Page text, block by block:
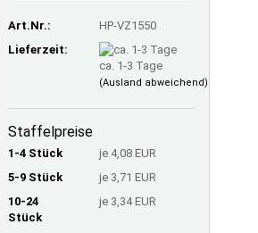
Art.Nr.:
HP-VZ1550
Lieferzeit:
ca. 1-3 Tage
(Ausland abweichend)
Staffelpreise
1-4 Stück
je 4,08 EUR
5-9 Stück
je 3,71 EUR
10-24
Stück
je 3,34 EUR